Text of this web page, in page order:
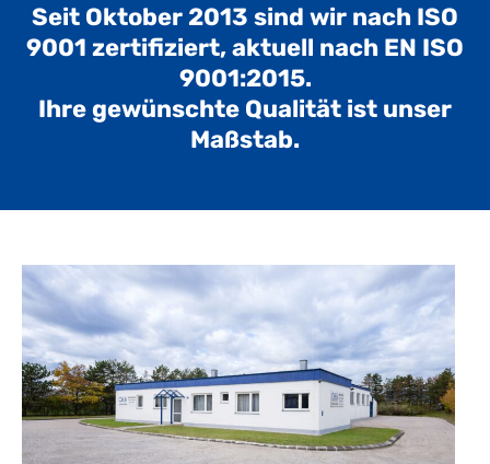
Seit Oktober 2013 sind wir nach ISO
9001 zertifiziert, aktuell nach EN ISO
9001:2015.
Ihre gewünschte Qualität ist unser
Maßstab.